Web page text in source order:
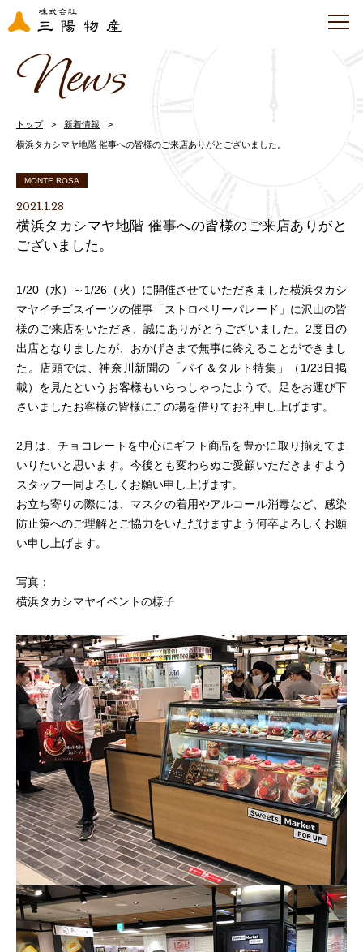
News
トップ 新着情報
横浜タカシマヤ地階 催事への皆様のご来店ありがとございました。
MONTE ROSA
2021.1.28
横浜タカシマヤ地階 催事への皆様のご来店ありがと
ございました。
1/20（水）～1/26（火）に開催させていただきました横浜タカシ
マヤイチゴスイーツの催事「ストロベリーパレード」に沢山の皆
様のご来店をいただき、誠にありがとうございました。2度目の
出店となりましたが、おかげさまで無事に終えることができまし
た。店頭では、神奈川新聞の「パイ＆タルト特集」（1/23日掲
載）を見たというお客様もいらっしゃったようで。足をお運び下
さいましたお客様の皆様にこの場を借りてお礼申し上げます。
2月は、チョコレートを中心にギフト商品を豊かに取り揃えてま
いりたいと思います。今後とも変わらぬご愛顧いただきますよう
スタッフ一同よろしくお願い申し上げます。
お立ち寄りの際には、マスクの着用やアルコール消毒など、感染
防止策へのご理解とご協力をいただけますよう何卒よろしくお願
い申し上げます。
写真：
横浜タカシマヤイベントの様子